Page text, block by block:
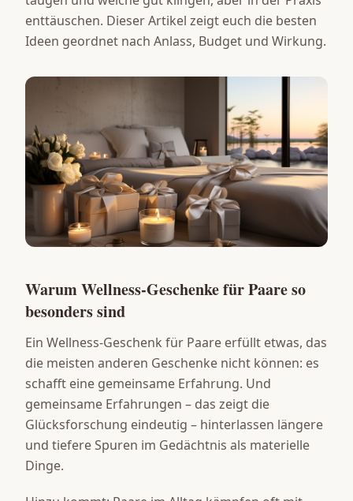
enttäuschen. Dieser Artikel zeigt euch die besten
Ideen geordnet nach Anlass, Budget und Wirkung.
Warum Wellness-Geschenke für Paare so
besonders sind
Ein Wellness-Geschenk für Paare erfüllt etwas, das
die meisten anderen Geschenke nicht können: es
schafft eine gemeinsame Erfahrung. Und
gemeinsame Erfahrungen – das zeigt die
Glücksforschung eindeutig – hinterlassen längere
und tiefere Spuren im Gedächtnis als materielle
Dinge.